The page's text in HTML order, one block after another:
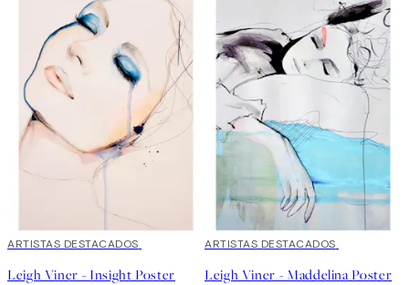
40%*
ARTISTAS DESTACADOS
Leigh Viner - Insight Poster
40%*
ARTISTAS DESTACADOS
Leigh Viner - Maddelina Poster